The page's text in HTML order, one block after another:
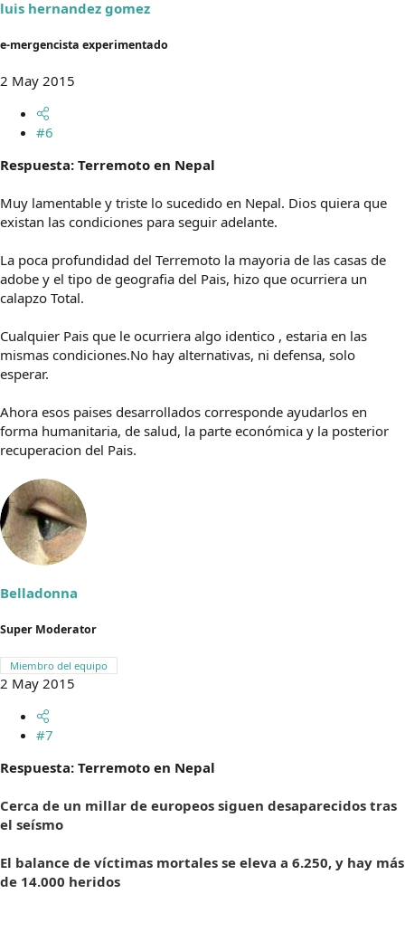
luis hernandez gomez
e-mergencista experimentado
2 May 2015
#6
Respuesta: Terremoto en Nepal
Muy lamentable y triste lo sucedido en Nepal. Dios quiera que
existan las condiciones para seguir adelante.
La poca profundidad del Terremoto la mayoria de las casas de
adobe y el tipo de geografia del Pais, hizo que ocurriera un
calapzo Total.
Cualquier Pais que le ocurriera algo identico , estaria en las
mismas condiciones.No hay alternativas, ni defensa, solo
esperar.
Ahora esos paises desarrollados corresponde ayudarlos en
forma humanitaria, de salud, la parte económica y la posterior
recuperacion del Pais.
Belladonna
Super Moderator
Miembro del equipo
2 May 2015
#7
Respuesta: Terremoto en Nepal
Cerca de un millar de europeos siguen desaparecidos tras
el seísmo
El balance de víctimas mortales se eleva a 6.250, y hay más
de 14.000 heridos